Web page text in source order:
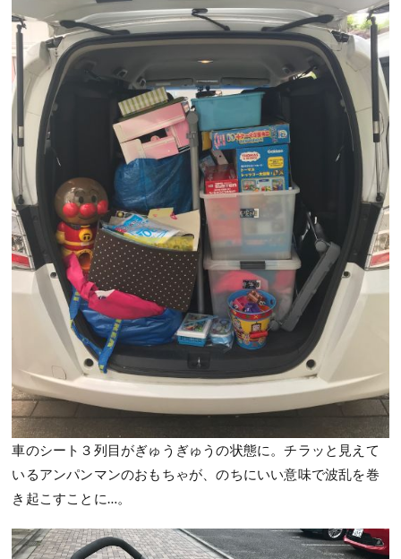
車のシート３列目がぎゅうぎゅうの状態に。チラッと見えて
いるアンパンマンのおもちゃが、のちにいい意味で波乱を巻
き起こすことに…。